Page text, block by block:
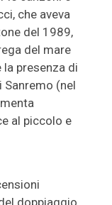
che aveva
del 1989,
del mare
presenza di
Sanremo (nel
al piccolo e
doppiaggio